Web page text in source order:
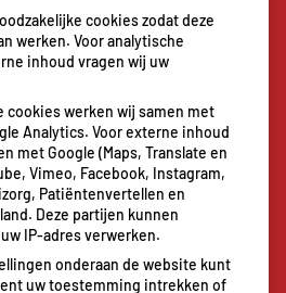
werk stiekem voor jou
twee gespecialiseerde
meer
afvallen? Dat doe je
veel effectiever samen
zag dit weekend meer
en polsbreuken binnenkomen
wandeling: waarom
het park in stuurt
cookies zodat deze
werken. Voor analytische
inhoud vragen wij uw
cookies werken wij samen met
Analytics. Voor externe inhoud
met Google (Maps, Translate en
Vimeo, Facebook, Instagram,
Patiëntenvertellen en
Deze partijen kunnen
IP-adres verwerken.
onderaan de website kunt
uw toestemming intrekken of